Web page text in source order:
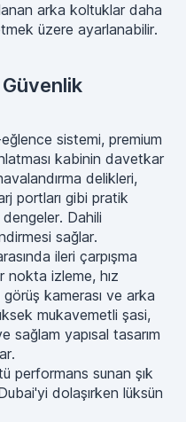
arka koltuklar daha
üzere ayarlanabilir.
sistemi, premium
kabinin davetkar
delikleri,
portları gibi pratik
Dahili
sağlar.
ileri çarpışma
nokta izleme, hız
kamerası ve arka
mukavemetli şasi,
sağlam yapısal tasarım
performans sunan şık
dolaşırken lüksün